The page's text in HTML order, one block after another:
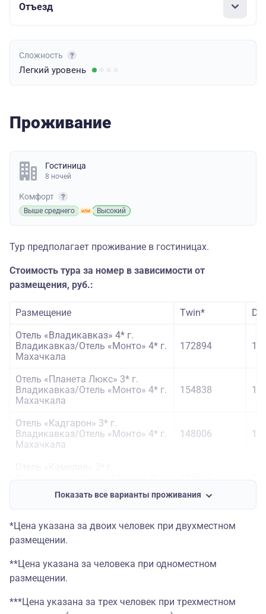
Отъезд
Сложность
Легкий уровень
Проживание
Гостиница
8 ночей
Комфорт
Выше среднего Высокий
Тур предполагает проживание в гостиницах.
Стоимость тура за номер в зависимости от
размещения, руб.:
Размещение Twin*
Отель «Владикавказ» 4* г.
Владикавказ/Отель «Монто» 4* г.
Махачкала
172894
Отель «Планета Люкс» 3* г.
Владикавказ/Отель «Монто» 4* г.
Махачкала
154838
Отель «Кадгарон» 3* г.
Владикавказ/Отель «Монто» 4* г.
Махачкала
148006
Владикавказ/Отель «ЖАК» 4* г.
Махачкала
172894
Владикавказ/Отель «ЖАК» 4* г.
Махачкала
154838
Отель «Кадгарон» 3* г.
Владикавказ/Отель «ЖАК» 4* г.
148006
Показать все варианты проживания
*Цена указана за двоих человек при двухместном
размещении.
**Цена указана за человека при одноместном
размещении.
***Цена указана за трех человек при трехместном